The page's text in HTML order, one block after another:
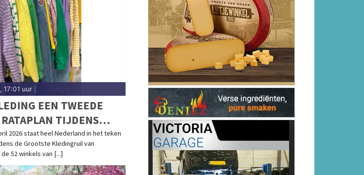
17:01 uur|
EEN TWEEDE
TIJDENS
KLEDINGRUILACTIE
2026 staat heel Nederland in het teken
de Grootste Kledingruil van
52 winkels van [...]